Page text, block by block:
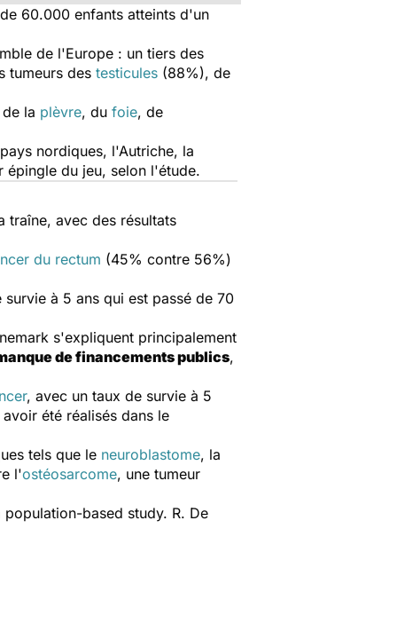
60.000 enfants atteints d'un
de l'Europe : un tiers des
tumeurs des testicules (88%), de
la plèvre, du foie, de
nordiques, l'Autriche, la
épingle du jeu, selon l'étude.
traîne, avec des résultats
du rectum (45% contre 56%)
survie à 5 ans qui est passé de 70
s'expliquent principalement
de financements publics,
, avec un taux de survie à 5
été réalisés dans le
tels que le neuroblastome, la
l'ostéosarcome, une tumeur
based study. R. De